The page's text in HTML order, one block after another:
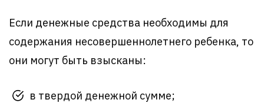
Если денежные средства необходимы для
содержания несовершеннолетнего ребенка, то
они могут быть взысканы:
в твердой денежной сумме;